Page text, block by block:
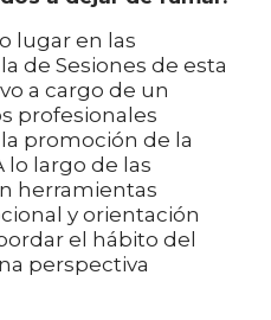
lugar en las
de Sesiones de esta
a cargo de un
profesionales
promoción de la
lo largo de las
herramientas
y orientación
el hábito del
perspectiva